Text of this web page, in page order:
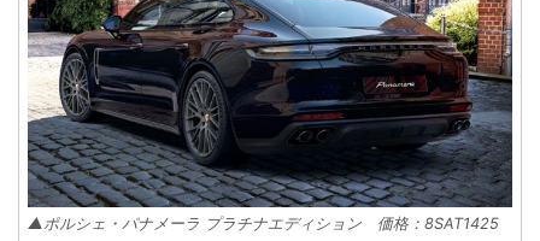
▲ポルシェ・パナメーラ プラチナエディション 価格：8SAT1425